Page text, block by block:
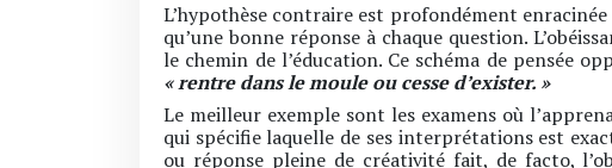
L’hypothèse contraire est profondément
qu’une bonne réponse à chaque question.
le chemin de l’éducation. Ce schéma de pensée
« rentre dans le moule ou cesse d’exister. »
Le meilleur exemple sont les examens où
qui spécifie laquelle de ses interprétations est
ou réponse pleine de créativité fait, de facto,